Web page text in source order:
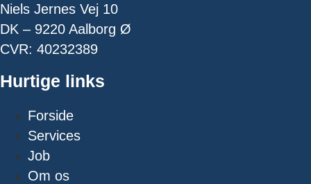
Niels Jernes Vej 10
DK – 9220 Aalborg Ø
CVR: 40232389
Hurtige links
Forside
Services
Job
Om os